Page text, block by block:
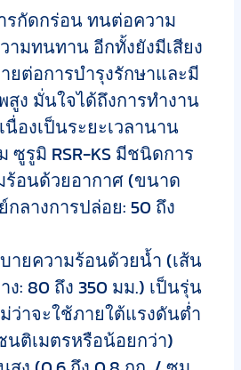
รกัดกร่อน ทนต่อความ
ามทนทาน อีกทั้งยังมีเสียง
ยต่อการบำรุงรักษาและมี
ง มั่นใจได้ถึงการทำงาน
องเป็นระยะเวลานาน
ซูรูมิ RSR-KS มีชนิดการ
ร้อนด้วยอากาศ (ขนาด
ลางการปล่อย: 50 ถึง
ายความร้อนด้วยน้ำ (เส้น
: 80 ถึง 350 มม.) เป็นรุ่น
ว่าจะใช้ภายใต้แรงดันต่ำ
นติเมตรหรือน้อยกว่า)